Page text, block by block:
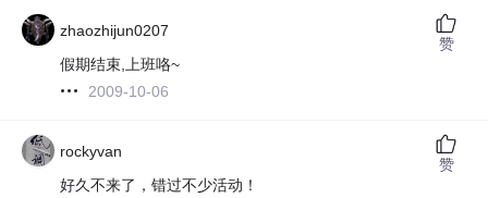
zhaozhijun0207
假期结束,上班咯~
2009-10-06
赞
rockyvan
好久不来了，错过不少活动！
赞